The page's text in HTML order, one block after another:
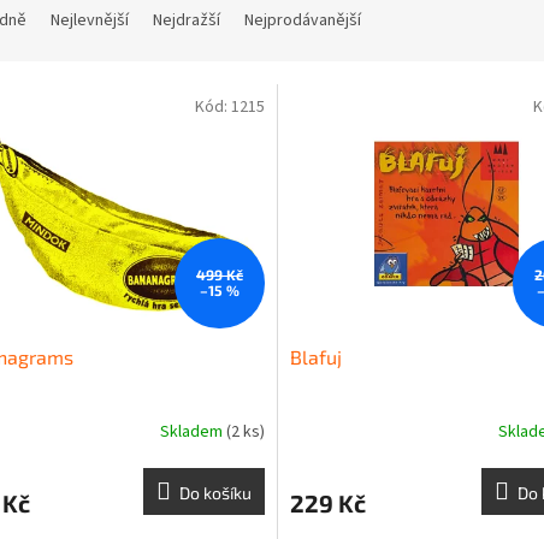
Nejlevnější Nejdražší Nejprodávanější
499 Kč
–15 %
Skladem (2 ks)
Do košíku
Kód: 1215
Blafuj
229 Kč Do